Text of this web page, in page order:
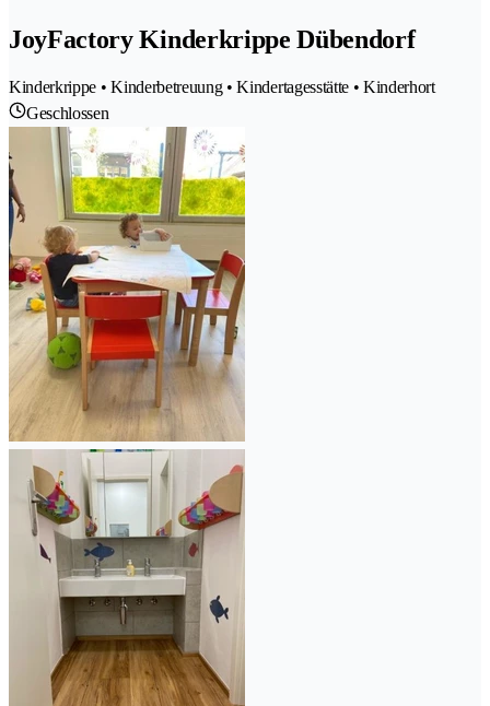
JoyFactory Kinderkrippe Dübendorf
Kinderkrippe • Kinderbetreuung • Kindertagesstätte • Kinderhort
Geschlossen